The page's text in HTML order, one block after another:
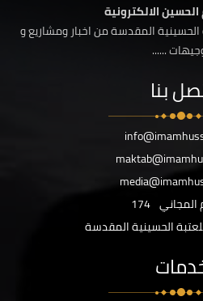
الحسين الالكترونية
المقدسة من اخبار ومشاريع و
......
بنا
المجاني 174
الحسينية المقدسة